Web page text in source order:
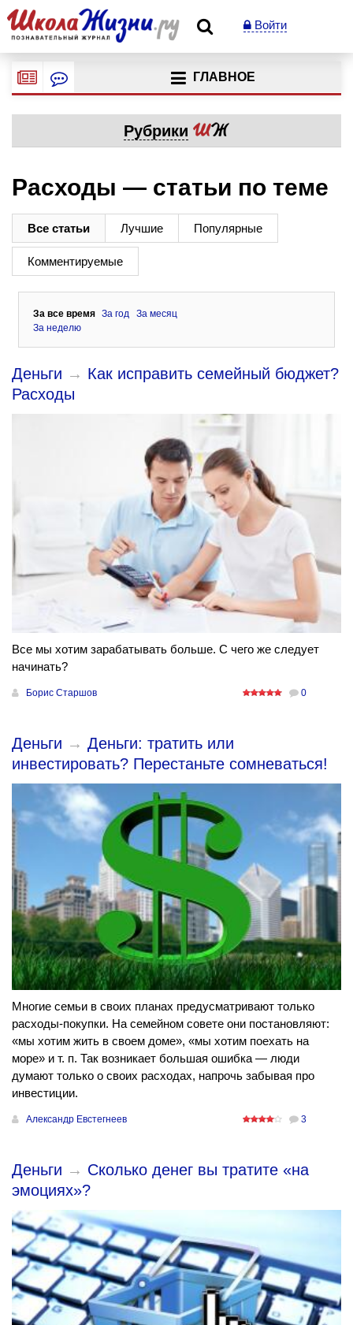
Войти
ГЛАВНОЕ
Рубрики
Расходы — статьи по теме
Все статьи Лучшие Популярные
Комментируемые
За все время За год
За месяц
За неделю
Деньги → Как исправить семейный бюджет?
Расходы
Все мы хотим зарабатывать больше. С чего же следует
начинать?
Борис Старшов 0
Деньги → Деньги: тратить или
инвестировать? Перестаньте сомневаться!
Многие семьи в своих планах предусматривают только
расходы-покупки. На семейном совете они постановляют:
«мы хотим жить в своем доме», «мы хотим поехать на
море» и т. п. Так возникает большая ошибка — люди
думают только о своих расходах, напрочь забывая про
инвестиции.
Александр Евстегнеев 3
Деньги → Сколько денег вы тратите «на
эмоциях»?